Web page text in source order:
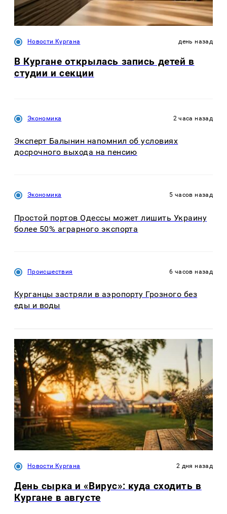
Новости Кургана день назад
В Кургане открылась запись детей в
студии и секции
Экономика 2 часа назад
Эксперт Балынин напомнил об условиях
досрочного выхода на пенсию
Экономика 5 часов назад
Простой портов Одессы может лишить Украину
более 50% аграрного экспорта
Происшествия 6 часов назад
Курганцы застряли в аэропорту Грозного без
еды и воды
Новости Кургана 2 дня назад
День сырка и «Вирус»: куда сходить в
Кургане в августе